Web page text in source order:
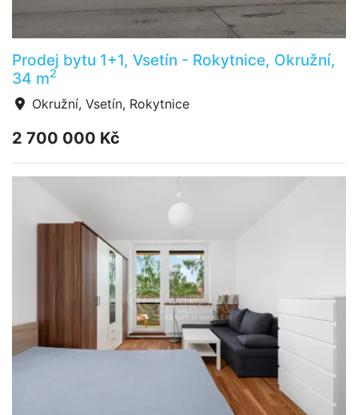
Prodej bytu 1+1, Vsetín - Rokytnice, Okružní,
34 m2
Okružní, Vsetín, Rokytnice
2 700 000 Kč